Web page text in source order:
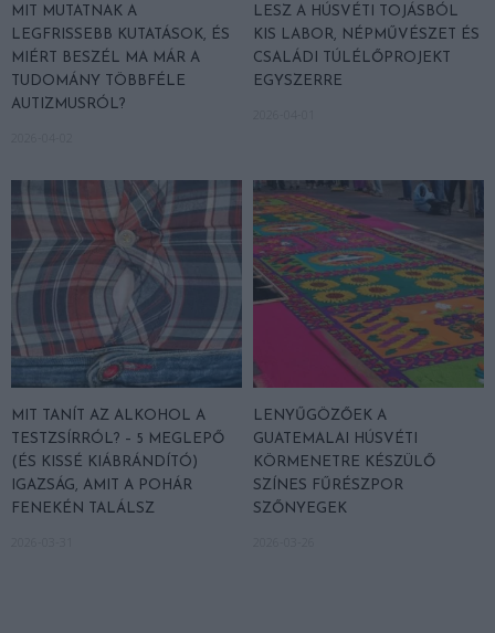
MIT MUTATNAK A
LEGFRISSEBB KUTATÁSOK, ÉS
MIÉRT BESZÉL MA MÁR A
TUDOMÁNY TÖBBFÉLE
AUTIZMUSRÓL?
LESZ A HÚSVÉTI TOJÁSBÓL
KIS LABOR, NÉPMŰVÉSZET ÉS
CSALÁDI TÚLÉLŐPROJEKT
EGYSZERRE
MIT TANÍT AZ ALKOHOL A
TESTZSÍRRÓL? – 5 MEGLEPŐ
(ÉS KISSÉ KIÁBRÁNDÍTÓ)
IGAZSÁG, AMIT A POHÁR
FENEKÉN TALÁLSZ
LENYŰGÖZŐEK A
GUATEMALAI HÚSVÉTI
KÖRMENETRE KÉSZÜLŐ
SZÍNES FŰRÉSZPOR
SZŐNYEGEK